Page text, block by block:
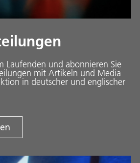
Laufenden und abonnieren Sie
mit Artikeln und Media
in deutscher und englischer